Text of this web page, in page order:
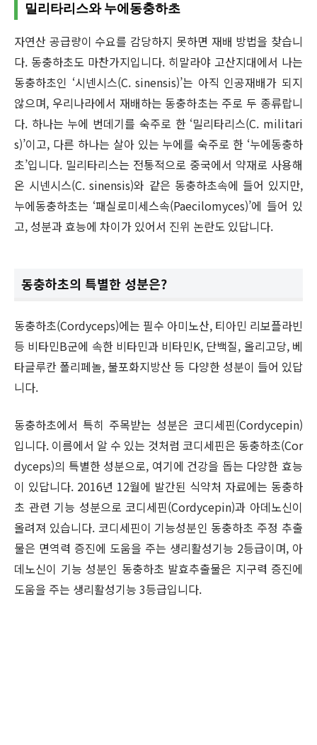
밀리타리스와 누에동충하초
자연산 공급량이 수요를 감당하지 못하면 재배 방법을 찾습니
다. 동충하초도 마찬가지입니다. 히말라야 고산지대에서 나는
동충하초인 ‘시넨시스(C. sinensis)’는 아직 인공재배가 되지
않으며, 우리나라에서 재배하는 동충하초는 주로 두 종류랍니
다. 하나는 누에 번데기를 숙주로 한 ‘밀리타리스(C. militari
s)’이고, 다른 하나는 살아 있는 누에를 숙주로 한 ‘누에동충하
초’입니다. 밀리타리스는 전통적으로 중국에서 약재로 사용해
온 시넨시스(C. sinensis)와 같은 동충하초속에 들어 있지만,
누에동충하초는 ‘패실로미세스속(Paecilomyces)’에 들어 있
고, 성분과 효능에 차이가 있어서 진위 논란도 있답니다.
동충하초의 특별한 성분은?
동충하초(Cordyceps)에는 필수 아미노산, 티아민 리보플라빈
등 비타민B군에 속한 비타민과 비타민K, 단백질, 올리고당, 베
타글루칸 폴리페놀, 불포화지방산 등 다양한 성분이 들어 있답
니다.
동충하초에서 특히 주목받는 성분은 코디세핀(Cordycepin)
입니다. 이름에서 알 수 있는 것처럼 코디세핀은 동충하초(Cor
dyceps)의 특별한 성분으로, 여기에 건강을 돕는 다양한 효능
이 있답니다. 2016년 12월에 발간된 식약처 자료에는 동충하
초 관련 기능 성분으로 코디세핀(Cordycepin)과 아데노신이
올려져 있습니다. 코디세핀이 기능성분인 동충하초 주정 추출
물은 면역력 증진에 도움을 주는 생리활성기능 2등급이며, 아
데노신이 기능 성분인 동충하초 발효추출물은 지구력 증진에
도움을 주는 생리활성기능 3등급입니다.